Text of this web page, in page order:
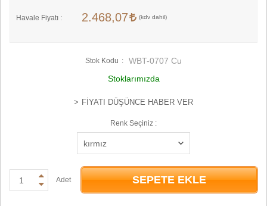
Havale Fiyatı : 2.468,07
Stok Kodu
WBT-0707 Cu
Stoklarımızda
FIYATI DÜŞÜNCE HABER VER
Renk Seçiniz :
Adet SEPETE EKLE